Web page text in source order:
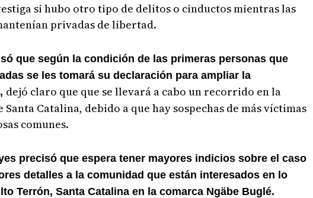
si hubo otro tipo de delitos o cinductos mientras las
privadas de libertad.
que según la condición de las primeras personas que
se les tomará su declaración para ampliar la
dejó claro que que se llevará a cabo un recorrido en la
Santa Catalina, debido a que hay sospechas de más víctimas
comunes.
precisó que espera tener mayores indicios sobre el caso
detalles a la comunidad que están interesados en lo
Terrón, Santa Catalina en la comarca Ngäbe Buglé.